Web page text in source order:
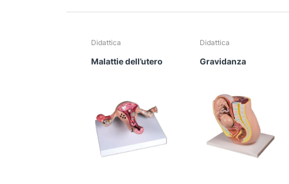
Didattica
Malattie dell’utero
Didattica
Gravidanza